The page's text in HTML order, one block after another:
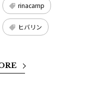
rinacarnp
ヒバリン